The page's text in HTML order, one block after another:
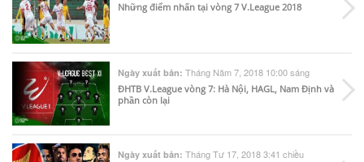
Những điểm nhấn tại vòng 7 V.League 2018
Ngày xuất bản: Tháng Năm 7, 2018 10:00 sáng
ĐHTB V.League vòng 7: Hà Nội, HAGL, Nam Định và
phần còn lại
Ngày xuất bản: Tháng Tư 17, 2018 3:41 chiều